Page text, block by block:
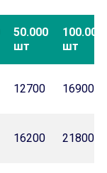
50.000
шт
100.000
шт
12700 16900
16200 21800